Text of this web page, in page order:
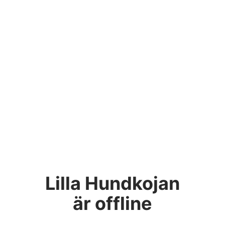
Lilla Hundkojan
är offline